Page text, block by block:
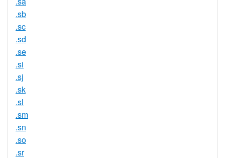
.sb
.sc
.sd
.se
.si
.sj
.sk
.sl
.sm
.sn
.so
.sr